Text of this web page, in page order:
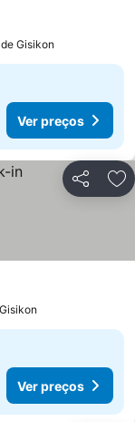
preços
Gisikon
Ver preços
Partilhar
preços
Ver preços